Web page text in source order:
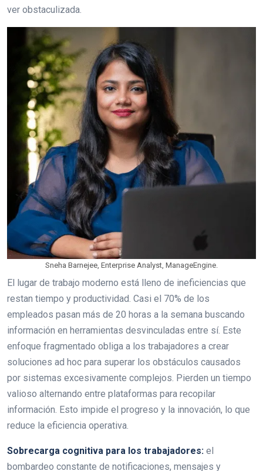
ver obstaculizada.
Sneha Barnejee, Enterprise Analyst, ManageEngine.
El lugar de trabajo moderno está lleno de ineficiencias que
restan tiempo y productividad. Casi el 70% de los
empleados pasan más de 20 horas a la semana buscando
información en herramientas desvinculadas entre sí. Este
enfoque fragmentado obliga a los trabajadores a crear
soluciones ad hoc para superar los obstáculos causados
por sistemas excesivamente complejos. Pierden un tiempo
valioso alternando entre plataformas para recopilar
información. Esto impide el progreso y la innovación, lo que
reduce la eficiencia operativa.
Sobrecarga cognitiva para los trabajadores: el
bombardeo constante de notificaciones, mensajes y